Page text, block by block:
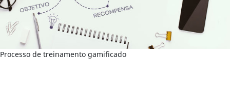
Processo de treinamento gamificado